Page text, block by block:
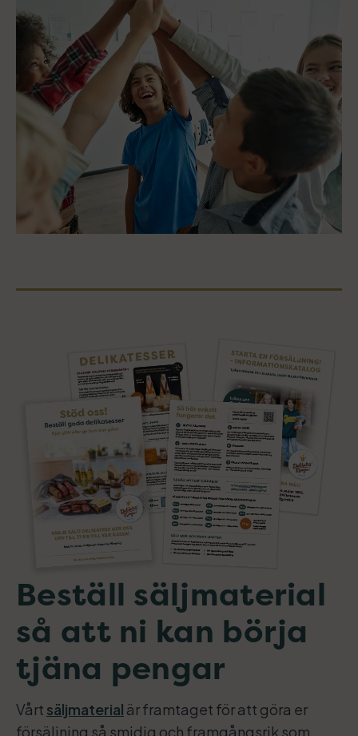
Beställ säljmaterial
så att ni kan börja
tjäna pengar
Vårt säljmaterial är framtaget för att göra er
försäljning så smidig och framgångsrik som